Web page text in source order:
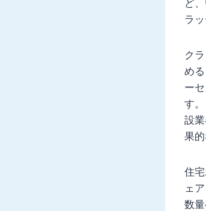
ど
ラ
ク
め
ー
す
設
果
住
ェ
数